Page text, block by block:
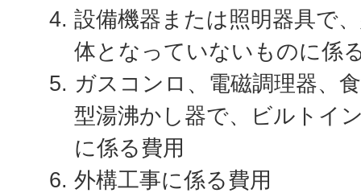
設備機器または照明器具で
体となっていないものに係
ガスコンロ、電磁調理器、
型湯沸かし器で、ビルトイ
に係る費用
外構工事に係る費用